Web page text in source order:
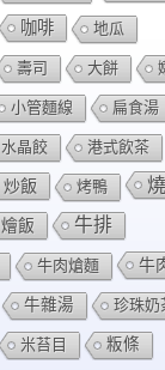
咖啡 地瓜
壽司 大餅
小管麵線 扁食湯
水晶餃 港式飲茶
炒飯 烤鴨
燴飯 牛排
牛肉熗麵 牛
牛雜湯 珍珠奶
米苔目 粄條